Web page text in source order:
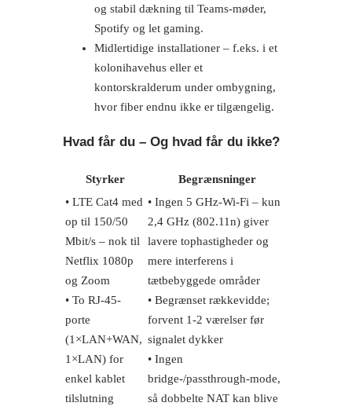
og stabil dækning til Teams-møder,
Spotify og let gaming.
Midlertidige installationer – f.eks. i et
kolonihavehus eller et
kontorskralderum under ombygning,
hvor fiber endnu ikke er tilgængelig.
Hvad får du – Og hvad får du ikke?
Styrker
Begrænsninger
• LTE Cat4 med
op til 150/50
Mbit/s – nok til
Netflix 1080p
og Zoom
• To RJ-45-
porte
(1×LAN+WAN,
1×LAN) for
enkel kablet
tilslutning
• Ingen 5 GHz-Wi-Fi – kun
2,4 GHz (802.11n) giver
lavere tophastigheder og
mere interferens i
tætbebyggede områder
• Begrænset rækkevidde;
forvent 1-2 værelser før
signalet dykker
• Ingen
bridge-/passthrough-mode,
så dobbelte NAT kan blive